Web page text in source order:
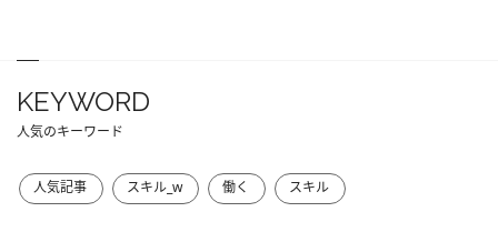
KEYWORD
人気のキーワード
人気記事 スキル_w 働く スキル